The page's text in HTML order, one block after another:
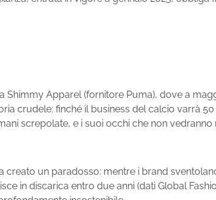
Apparel (fornitore Puma), dove a
crudele: finché il business del calcio varrà
screpolate, e i suoi occhi che non vedranno
creato un paradosso: mentre i brand
in discarica entro due anni (dati Global